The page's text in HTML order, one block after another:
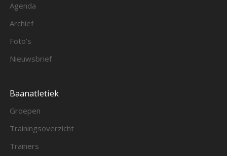
Agenda
Archief
Foto’s
Nieuwsbrief
Baanatletiek
Groepen
Trainingsoverzicht
Trainers